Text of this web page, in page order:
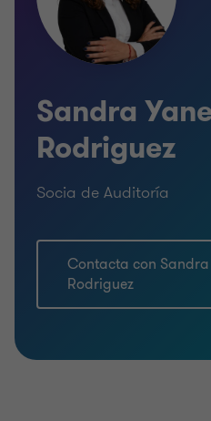
Sandra
Rodriguez
Socia de Auditoría
Contacta con Sandra
Rodriguez